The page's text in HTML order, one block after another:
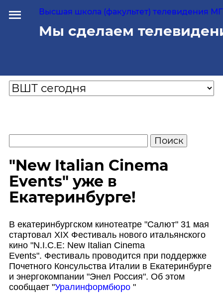
Высшая школа (факультет) телевидения
Мы сделаем
"New Italian Cinema
Events" уже в
Екатеринбурге!
В екатеринбургском кинотеатре "Салют" 31 мая
стартовал XIX Фестиваль нового итальянского
кино "N.I.C.E: New Italian Cinema
Events". Фестиваль проводится при поддержке
Почетного Консульства Италии в Екатеринбурге
и энергокомпании "Энел Россия". Об этом
сообщает "Уралинформбюро "